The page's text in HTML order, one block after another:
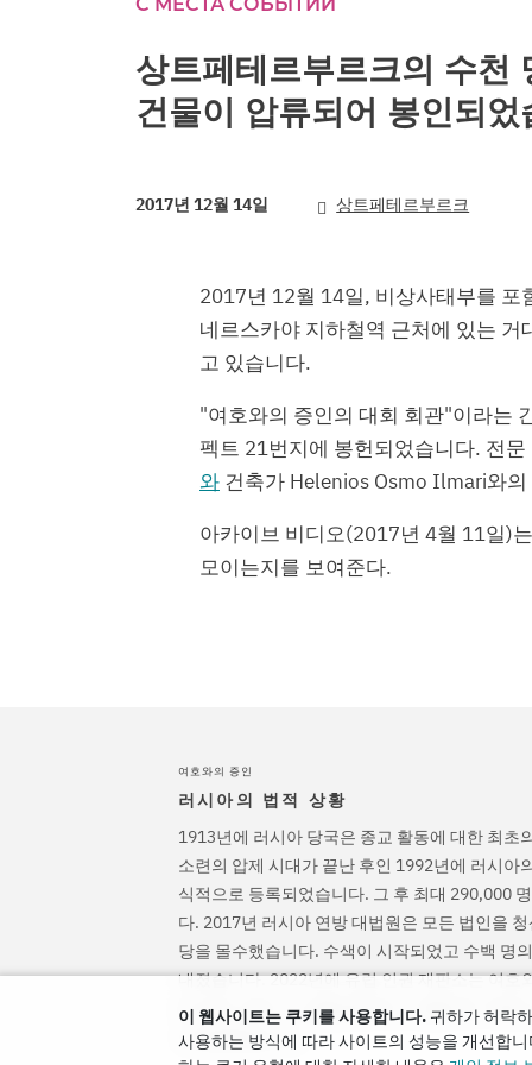
secondsVolume
С МЕСТА СОБЫТИЙ
상트페테르부르크의 수천
건물이 압류되어 봉인되었
2017년 12월 14일 상트페테르부르크
2017년 12월 14일, 비상사태부를 포
네르스카야 지하철역 근처에 있는
고 있습니다.
"여호와의 증인의 대회 회관"이라는
펙트 21번지에 봉헌되었습니다. 전문
와 건축가 Helenios Osmo Ilmari와
아카이브 비디오(2017년 4월 11일)
모이는지를 보여준다.
여호와의 증인
러시아의 법적 상황
1913년에 러시아 당국은 종교 활동에 대한 최초
소련의 압제 시대가 끝난 후인 1992년에 러시아
식적으로 등록되었습니다. 그 후 최대 290,000
다. 2017년 러시아 연방 대법원은 모든 법인을
당을 몰수했습니다. 수색이 시작되었고 수백 명
내졌습니다. 2022년에 유럽 인권 재판소는 여호
선고하고 형사 기소를 중단하고 그들에게 가해
고 명령했습니다.
이 웹사이트는 쿠키를 사용합니다. 귀하가 허락
사용하는 방식에 따라 사이트의 성능을 개선합